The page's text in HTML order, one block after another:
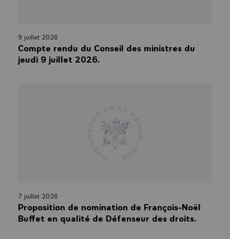
9 juillet 2026
Compte rendu du Conseil des ministres du
jeudi 9 juillet 2026.
7 juillet 2026
Proposition de nomination de François-Noël
Buffet en qualité de Défenseur des droits.